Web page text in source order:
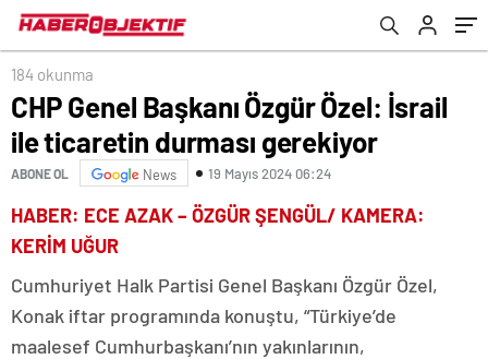
184 okunma
CHP Genel Başkanı Özgür Özel: İsrail
ile ticaretin durması gerekiyor
ABONE OL News 19 Mayıs 2024 06:24
HABER: ECE AZAK – ÖZGÜR ŞENGÜL/ KAMERA:
KERİM UĞUR
Cumhuriyet Halk Partisi Genel Başkanı Özgür Özel,
Konak iftar programında konuştu, “Türkiye’de
maalesef Cumhurbaşkanı’nın yakınlarının,